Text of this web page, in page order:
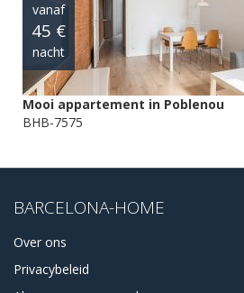
vanaf
45 €
nacht
Mooi appartement in Poblenou
BHB-7575
BARCELONA-HOME
Over ons
Privacybeleid